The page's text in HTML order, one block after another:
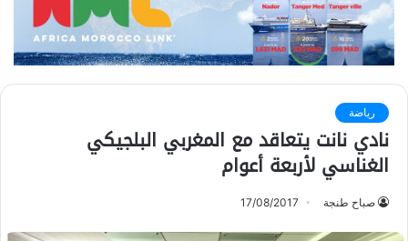
رياضة
نادي نانت يتعاقد مع المغربي البلجيكي
الغناسي لأربعة أعوام
صباح طنجة 17/08/2017